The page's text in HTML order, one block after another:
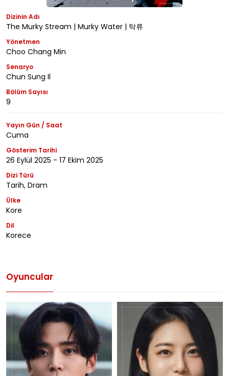
Dizinin Adı
The Murky Stream | Murky Water | 탁류
Yönetmen
Choo Chang Min
Senaryo
Chun Sung Il
Bölüm Sayısı
9
Yayın Gün / Saat
Cuma
Gösterim Tarihi
26 Eylül 2025 - 17 Ekim 2025
Dizi Türü
Tarih, Dram
Ülke
Kore
Dil
Korece
Oyuncular